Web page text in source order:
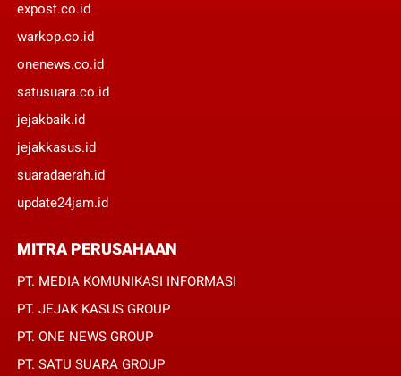
expost.co.id
warkop.co.id
onenews.co.id
satusuara.co.id
jejakbaik.id
jejakkasus.id
suaradaerah.id
update24jam.id
MITRA PERUSAHAAN
PT. MEDIA KOMUNIKASI INFORMASI
PT. JEJAK KASUS GROUP
PT. ONE NEWS GROUP
PT. SATU SUARA GROUP